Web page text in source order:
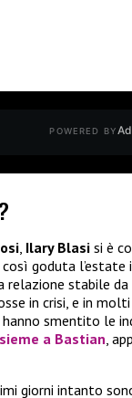
POWERED BYAd
, Ilary Blasi si è
goduta l’estate
relazione stabile da
in crisi, e in
smentito le
a Bastian,
giorni intanto